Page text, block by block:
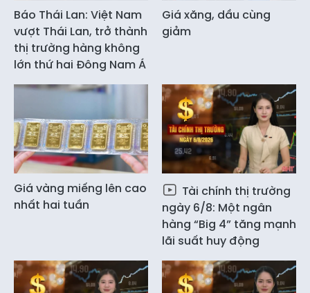
Báo Thái Lan: Việt Nam
vượt Thái Lan, trở thành
thị trường hàng không
lớn thứ hai Đông Nam Á
Giá xăng, dầu cùng
giảm
Giá vàng miếng lên cao
nhất hai tuần
Tài chính thị trường
ngày 6/8: Một ngân
hàng “Big 4” tăng mạnh
lãi suất huy động